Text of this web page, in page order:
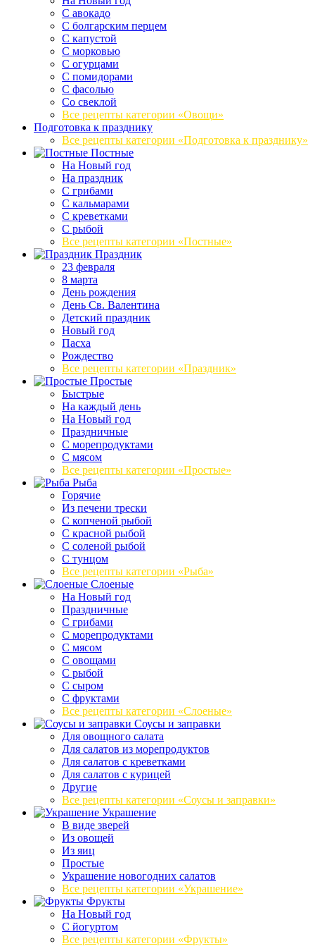
С авокадо
С болгарским перцем
С капустой
С морковью
С огурцами
С помидорами
С фасолью
Со свеклой
Все рецепты категории «Овощи»
Подготовка к празднику
Все рецепты категории «Подготовка к празднику»
Постные
На Новый год
На праздник
С грибами
С кальмарами
С креветками
С рыбой
Все рецепты категории «Постные»
Праздник
23 февраля
8 марта
День рождения
День Св. Валентина
Детский праздник
Новый год
Пасха
Рождество
Все рецепты категории «Праздник»
Простые
Быстрые
На каждый день
На Новый год
Праздничные
С морепродуктами
С мясом
Все рецепты категории «Простые»
Рыба
Горячие
Из печени трески
С копченой рыбой
С красной рыбой
С соленой рыбой
С тунцом
Все рецепты категории «Рыба»
Слоеные
На Новый год
Праздничные
С грибами
С морепродуктами
С мясом
С овощами
С рыбой
С сыром
С фруктами
Все рецепты категории «Слоеные»
Соусы и заправки
Для овощного салата
Для салатов из морепродуктов
Для салатов с креветками
Для салатов с курицей
Другие
Все рецепты категории «Соусы и заправки»
Украшение
В виде зверей
Из овощей
Из яиц
Простые
Украшение новогодних салатов
Все рецепты категории «Украшение»
Фрукты
На Новый год
С йогуртом
Все рецепты категории «Фрукты»